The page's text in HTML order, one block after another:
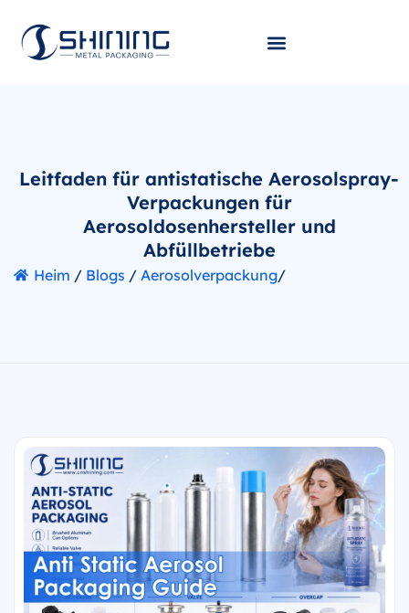
Leitfaden für antistatische Aerosolspray-
Verpackungen für
Aerosoldosenhersteller und
Abfüllbetriebe
Heim / Blogs / Aerosolverpackung/